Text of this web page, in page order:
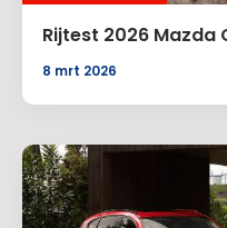
E-mail*
Rijtest 2026 Mazda
8 mrt 2026